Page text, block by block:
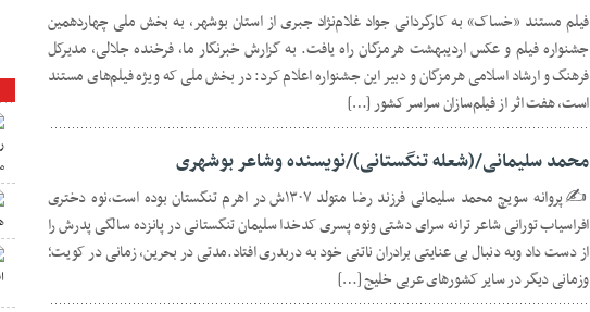
فیلم مستند «خساک» به کارگردانی جواد غلام‌نژاد جبری از استان بوشهر، به بخش ملی چهاردهمین
جشنواره فیلم و عکس اردیبهشت هرمزگان راه یافت. به گزارش خبرنگار ما، فرخنده جلالی، مدیرکل
فرهنگ و ارشاد اسلامی هرمزگان و دبیر این جشنواره اعلام کرد: در بخش ملی که ویژه فیلم‌های مستند
است، هفت اثر از فیلم‌سازان سراسر کشور […]
محمد سلیمانی/(شعله تنگستانی)/نویسنده وشاعر بوشهری
✍پروانه سویچ محمد سلیمانی فرزند رضا متولد ۱۳۰۷ش در اهرم تنگستان بوده است،نوه دختری
افراسیاب تورانی شاعر ترانه سرای دشتی ونوه پسری کدخدا سلیمان تنگستانی در پانزده سالگی پدرش را
از دست داد وبه دنبال بی عنایتی برادران ناتنی خود به دربدری افتاد.مدتی در بحرین، زمانی در کویت؛
وزمانی دیگر در سایر کشورهای عربی خلیج […]